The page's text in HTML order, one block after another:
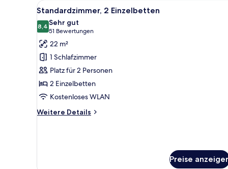
Alle
Fotos
für
Standardzimmer,
2 Einzelbetten
anzeigen
Ein Hotelzimmer mit zwei
6
Standardzimmer, 2 Einzelbetten
8,48,4 von 10
Sehr gut
51 Bewertungen
(51
Bewertungen)
22 m²
1 Schlafzimmer
Platz für 2 Personen
2 Einzelbetten
Kostenloses WLAN
Weitere Details
Weitere
Preise